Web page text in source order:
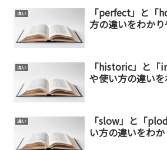
違い
「perfect」と「
方の違いをわか
違い
「historic」と
や使い方の違い
違い
「slow」と「
い方の違いをわ